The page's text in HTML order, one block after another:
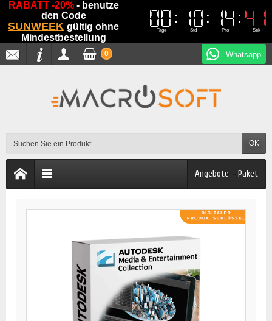
RABATT -20% - benutze
den Code
SUNWEEK gültig ohne
Mindestbestellung
00
00
Tage
10
10
Std
14
14
Pro
40
40
Sek
Whatsapp
OK
0
Angebote - Paket